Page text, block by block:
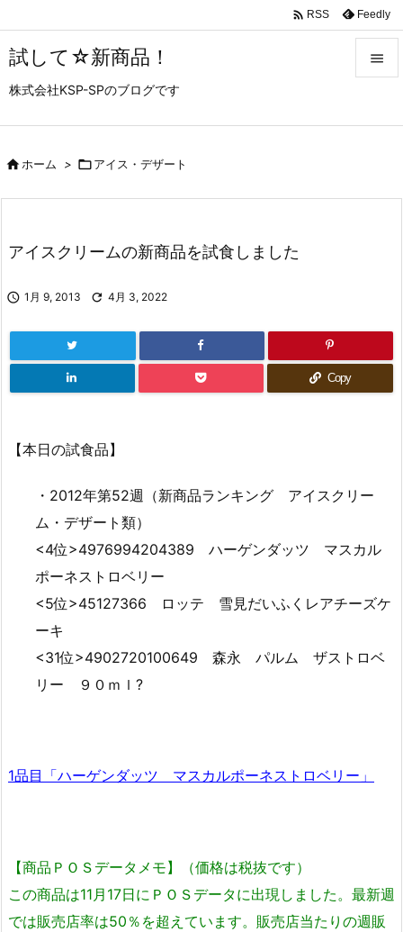
試して☆新商品！
株式会社KSP-SPのブログです

 RSS Feedly
ホーム > アイス・デザート
アイスクリームの新商品を試食しました
 1月 9, 2013  4月 3, 2022
Copy
【本日の試食品】
・2012年第52週（新商品ランキング アイスクリー
ム・デザート類）
<4位>4976994204389 ハーゲンダッツ マスカル
ポーネストロベリー
<5位>45127366 ロッテ 雪見だいふくレアチーズケ
ーキ
<31位>4902720100649 森永 パルム ザストロベ
リー ９０ｍｌ?
1品目「ハーゲンダッツ マスカルポーネストロベリー」
【商品ＰＯＳデータメモ】（価格は税抜です）
この商品は11月17日にＰＯＳデータに出現しました。最新週
では販売店率は50％を超えています。販売店当たりの週販